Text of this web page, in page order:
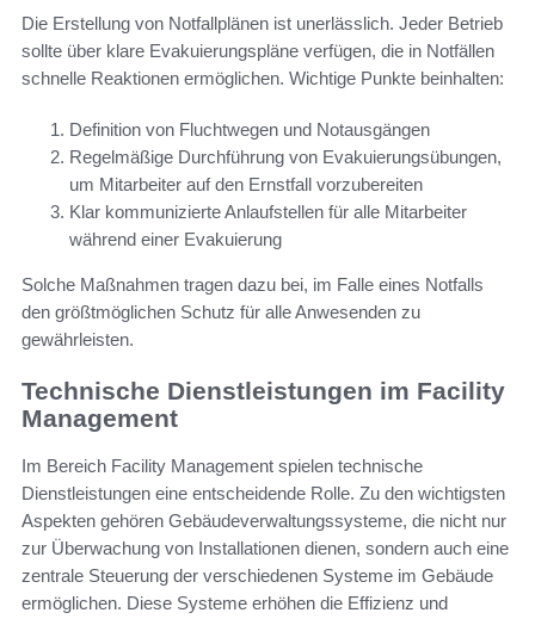
Die Erstellung von Notfallplänen ist unerlässlich. Jeder Betrieb
sollte über klare Evakuierungspläne verfügen, die in Notfällen
schnelle Reaktionen ermöglichen. Wichtige Punkte beinhalten:
Definition von Fluchtwegen und Notausgängen
Regelmäßige Durchführung von Evakuierungsübungen,
um Mitarbeiter auf den Ernstfall vorzubereiten
Klar kommunizierte Anlaufstellen für alle Mitarbeiter
während einer Evakuierung
Solche Maßnahmen tragen dazu bei, im Falle eines Notfalls
den größtmöglichen Schutz für alle Anwesenden zu
gewährleisten.
Technische Dienstleistungen im Facility
Management
Im Bereich Facility Management spielen technische
Dienstleistungen eine entscheidende Rolle. Zu den wichtigsten
Aspekten gehören Gebäudeverwaltungssysteme, die nicht nur
zur Überwachung von Installationen dienen, sondern auch eine
zentrale Steuerung der verschiedenen Systeme im Gebäude
ermöglichen. Diese Systeme erhöhen die Effizienz und